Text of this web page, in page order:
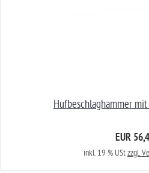
Hufbeschlaghammer
EUR
inkl. 19 % UStzzgl.